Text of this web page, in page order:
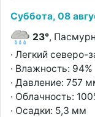
Суббота, 08
23°,
· Легкий
· Влажность: 94%
· Давление: 757
· Облачность:
· Осадки: 5,3 мм